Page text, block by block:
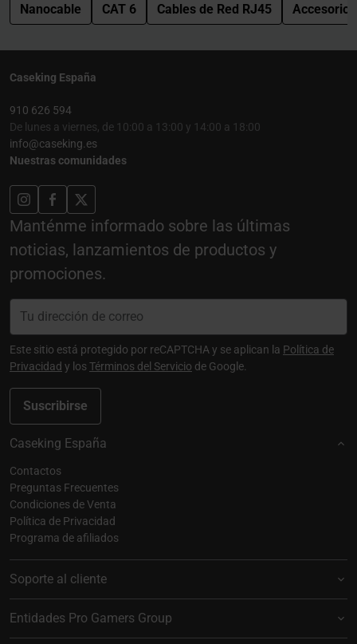
Nanocable CAT 6 Cables de Red RJ45
Caseking España
910 626 594
De lunes a viernes, de 10:00 a 13:00 y 14:00 a 18:00
info@caseking.es
Nuestras comunidades
Manténme informado sobre las últimas
noticias, lanzamientos de productos y
promociones.
Suscribirse
Este sitio está protegido por reCAPTCHA y se aplican la Política de
Privacidad y losTérminos del Servicio de Google.
Caseking España
Contactos
Preguntas Frecuentes
Condiciones de Venta
Política de Privacidad
Programa de afiliados
Soporte al cliente
Entidades Pro Gamers Group